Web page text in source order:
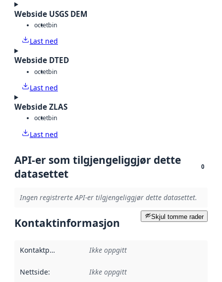
Webside USGS DEM
octetbin
Last ned
Webside DTED
octetbin
Last ned
Webside ZLAS
octetbin
Last ned
API-er som tilgjengeliggjør dette
datasettet
0
Ingen registrerte API-er tilgjengeliggjør dette datasettet.
Skjul tomme rader
Kontaktinformasjon
Kontaktpunkt Ikke oppgitt
Nettside: Ikke oppgitt